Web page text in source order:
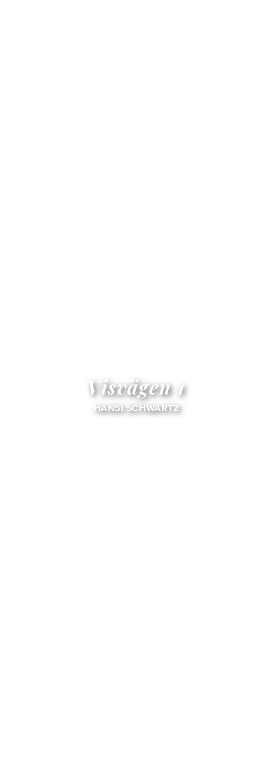
Visvägen 1
HANSI SCHWARTZ